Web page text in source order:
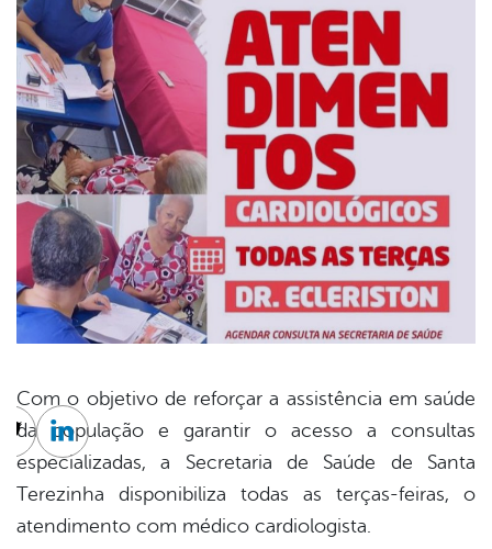
Com o objetivo de reforçar a assistência em saúde
da população e garantir o acesso a consultas
especializadas, a Secretaria de Saúde de Santa
Terezinha disponibiliza todas as terças-feiras, o
atendimento com médico cardiologista.
Twitter
Linkedin